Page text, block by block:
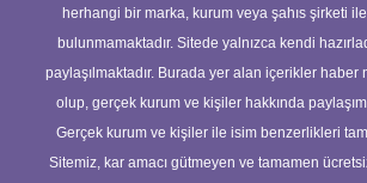
herhangi bir marka, kurum veya şahıs şirketi
bulunmamaktadır. Sitede yalnızca kendi
paylaşılmaktadır. Burada yer alan içerikler haber
olup, gerçek kurum ve kişiler hakkında paylaşım
Gerçek kurum ve kişiler ile isim benzerlikleri
Sitemiz, kar amacı gütmeyen ve tamamen